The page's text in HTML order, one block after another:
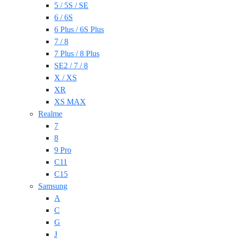
5 / 5S / SE
6 / 6S
6 Plus / 6S Plus
7 / 8
7 Plus / 8 Plus
SE2 / 7 / 8
X / XS
XR
XS MAX
Realme
7
8
9 Pro
C11
C15
Samsung
A
C
G
J